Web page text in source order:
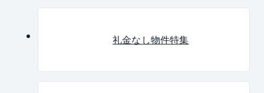
礼金なし物件特集